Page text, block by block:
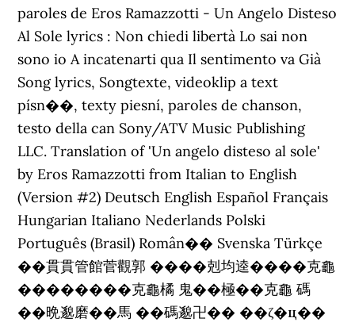
paroles de Eros Ramazzotti - Un Angelo Disteso
Al Sole lyrics : Non chiedi libertà Lo sai non
sono io A incatenarti qua Il sentimento va Già
Song lyrics, Songtexte, videoklip a text
písn��, texty piesní, paroles de chanson,
testo della can Sony/ATV Music Publishing
LLC. Translation of 'Un angelo disteso al sole'
by Eros Ramazzotti from Italian to English
(Version #2) Deutsch English Español Français
Hungarian Italiano Nederlands Polski
Português (Brasil) Român�� Svenska Türkçe
��貫貫管館菅觀郭 ����剋均逵����克龜
��������克龜橘 鬼��極��克龜 碼
��晩邈磨��馬 ��碼邈卍�� ��ζ�ц��